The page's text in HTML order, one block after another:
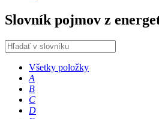
Slovník pojmov z
Všetky položky
A
B
C
D